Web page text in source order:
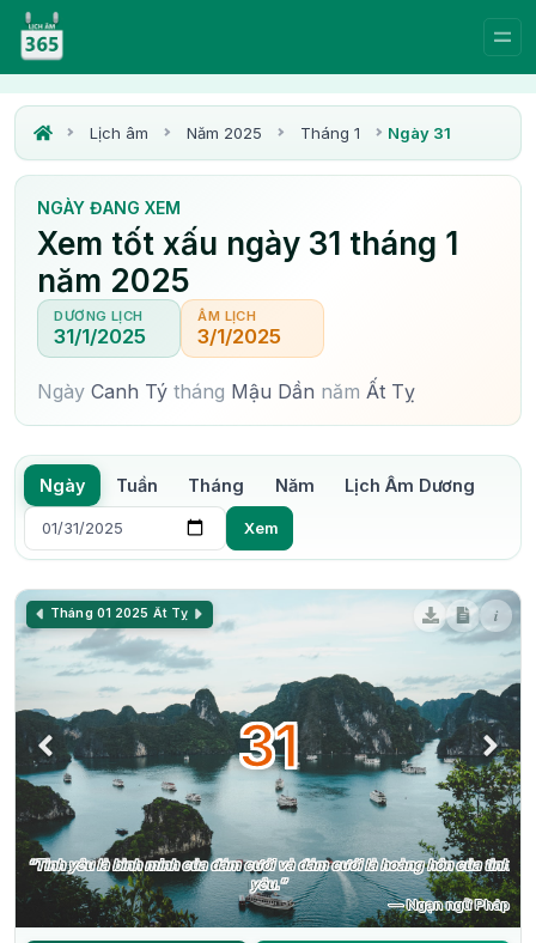
Lịch âm Năm 2025 Tháng 1 Ngày 31
NGÀY ĐANG XEM
Xem tốt xấu ngày 31 tháng 1
năm 2025
DƯƠNG LỊCH
31/1/2025
ÂM LỊCH
3/1/2025
Ngày Canh Týtháng Mậu Dần năm Ất Tỵ
Ngày Tuần Tháng Năm Lịch Âm Dương
Xem
i
Tháng 01 2025 Ất Tỵ
31
“Tình yêu là bình minh của đám cưới và đám cưới là hoàng hôn của tình
yêu.”
— Ngạn ngữ Pháp